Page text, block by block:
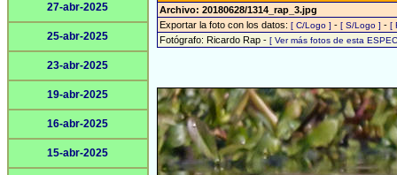
27-abr-2025
25-abr-2025
23-abr-2025
19-abr-2025
16-abr-2025
15-abr-2025
Archivo: 20180628/1314_rap_3.jpg
Exportar la foto con los datos: [ C/Logo ] - [ S/Logo ] - [
Fotógrafo: Ricardo Rap - [ Ver más fotos de esta